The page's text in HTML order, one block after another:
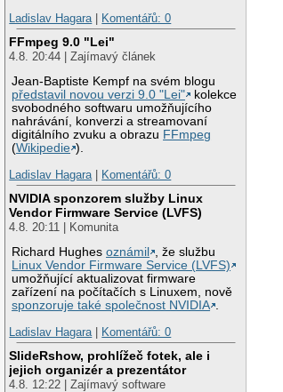
Ladislav Hagara| Komentářů: 0
FFmpeg 9.0 "Lei"
4.8. 20:44 | Zajímavý článek
Jean-Baptiste Kempf na svém blogu
představil novou verzi 9.0 "Lei"
kolekce
svobodného softwaru umožňujícího
nahrávání, konverzi a streamovaní
digitálního zvuku a obrazu FFmpeg
(Wikipedie ).
Ladislav Hagara| Komentářů: 0
NVIDIA sponzorem služby Linux
Vendor Firmware Service (LVFS)
4.8. 20:11 | Komunita
Richard Hughesoznámil
, že službu
Linux Vendor Firmware Service (LVFS)
umožňující aktualizovat firmware
zařízení na počítačích s Linuxem, nově
sponzoruje také společnost NVIDIA .
Ladislav Hagara| Komentářů: 0
SlideRshow, prohlížeč fotek, ale i
jejich organizér a prezentátor
4.8. 12:22 | Zajímavý software